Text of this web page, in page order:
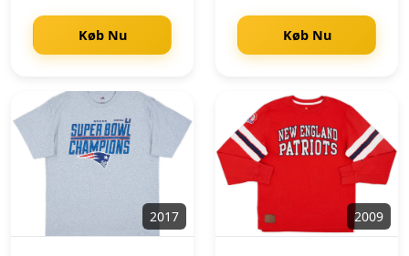
Køb Nu Køb Nu
2017 2009